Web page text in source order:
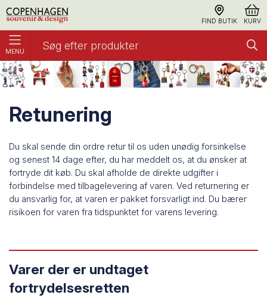
FIND BUTIK KURV
MENU
Om os Returnering
Retunering
Du skal sende din ordre retur til os uden unødig forsinkelse
og senest 14 dage efter, du har meddelt os, at du ønsker at
fortryde dit køb. Du skal afholde de direkte udgifter i
forbindelse med tilbagelevering af varen. Ved returnering er
du ansvarlig for, at varen er pakket forsvarligt ind. Du bærer
risikoen for varen fra tidspunktet for varens levering.
Varer der er undtaget
fortrydelsesretten